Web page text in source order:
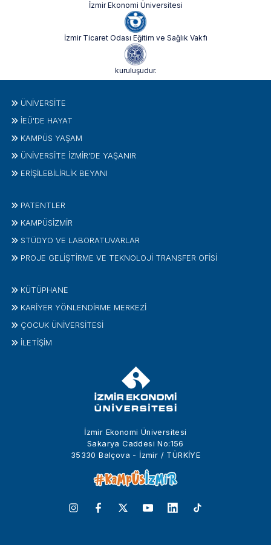
İzmir Ekonomi Üniversitesi
İzmir Ticaret Odası Eğitim ve Sağlık Vakfı
kuruluşudur.
İzmir Ekonomi Üniversitesi
Sakarya Caddesi No:156
35330 Balçova - İzmir / TÜRKİYE
ÜNIVERSITE
İEÜ'DE HAYAT
KAMPÜS YAŞAM
ÜNİVERSİTE İZMİR'DE YAŞANIR
ERİŞİLEBİLİRLİK BEYANI
PATENTLER
KAMPÜSİZMIR
STÜDYO VE LABORATUVARLAR
PROJE GELIŞTIRME VE TEKNOLOJI TRANSFER OFISI
KÜTÜPHANE
KARİYER YÖNLENDİRME MERKEZİ
ÇOCUK ÜNIVERSITESI
İLETIŞIM